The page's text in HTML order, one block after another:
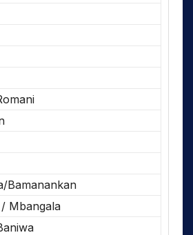
Bamanankan
Mbangala